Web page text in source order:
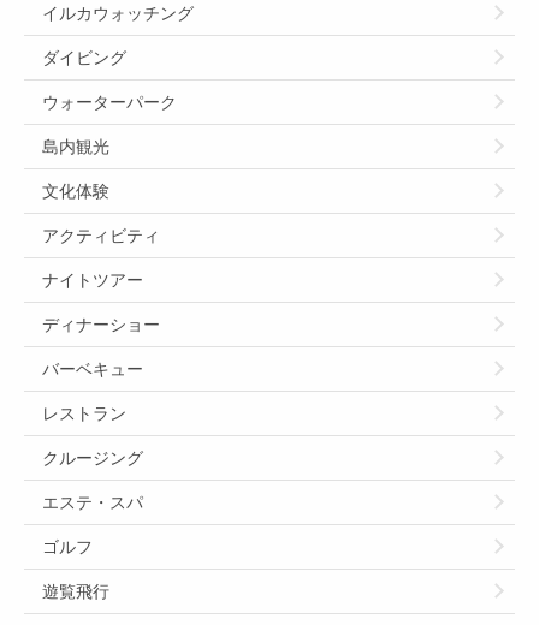
イルカウォッチング
ダイビング
ウォーターパーク
島内観光
文化体験
アクティビティ
ナイトツアー
ディナーショー
バーベキュー
レストラン
クルージング
エステ・スパ
ゴルフ
遊覧飛行